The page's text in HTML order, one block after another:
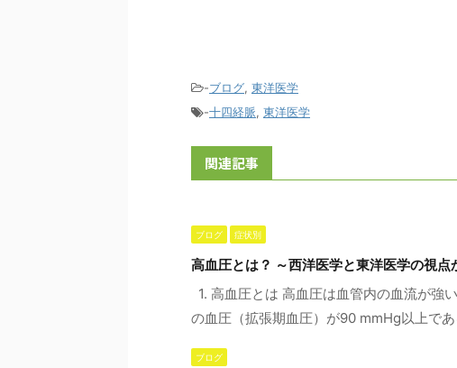
-ブログ, 東洋医学
-十四経脈, 東洋医学
関連記事
ブログ 症状別
高血圧とは？ ～西洋医学と東洋医学の視
1. 高血圧とは 高血圧は血管内の血流が強
の血圧（拡張期血圧）が90 mmHg以上で
ブログ